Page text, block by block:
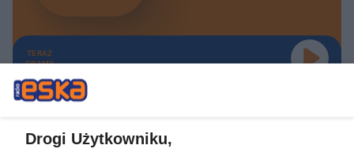
TERAZ
GRAMY
Drogi Użytkowniku,